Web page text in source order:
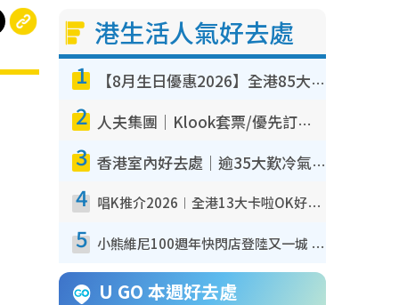
港生活人氣好去處
1 【8月生日優惠2026】全港85大食買玩著數攻略 自助餐/火鍋放題同行免費＋誠品/DONKI送現金券
2 人夫集團｜Klook套票/優先訂票/公開發售搶飛攻略！附票價.購票連結.場地座位表
3 香港室內好去處｜逾35大歎冷氣室內好去處推介 室內活動免費避雨無懼落雨
4 唱K推介2026︱全港13大卡啦OK好去處！最平$36起 日文K都有！(附地址+收費詳情)
5 小熊維尼100週年快閃店登陸又一城 重現百畝森林經典場景／獨家限定盲盒登場／專屬DIY香水
U GO 本週好去處